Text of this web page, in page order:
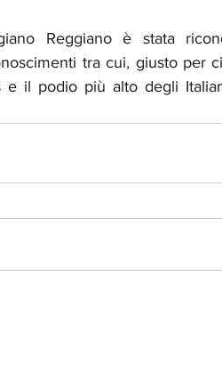
Reggiano è stata
tra cui, giusto per
e il podio più alto degli